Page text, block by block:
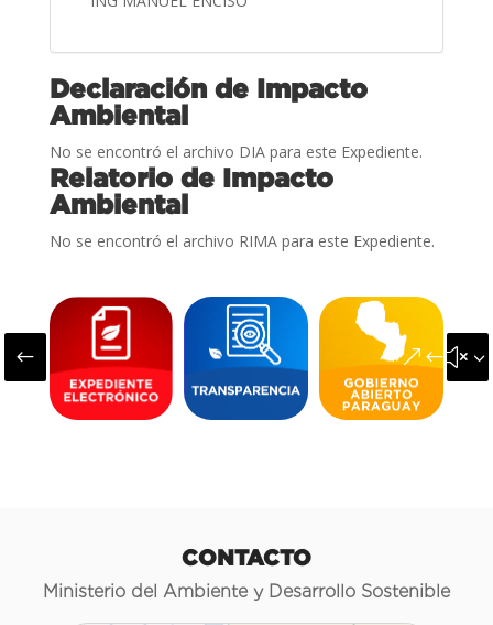
Declaración de Impacto
Ambiental
No se encontró el archivo DIA para este Expediente.
Relatorio de Impacto
Ambiental
No se encontró el archivo RIMA para este Expediente.
#
CONTACTO
Ministerio del Ambiente y Desarrollo Sostenible